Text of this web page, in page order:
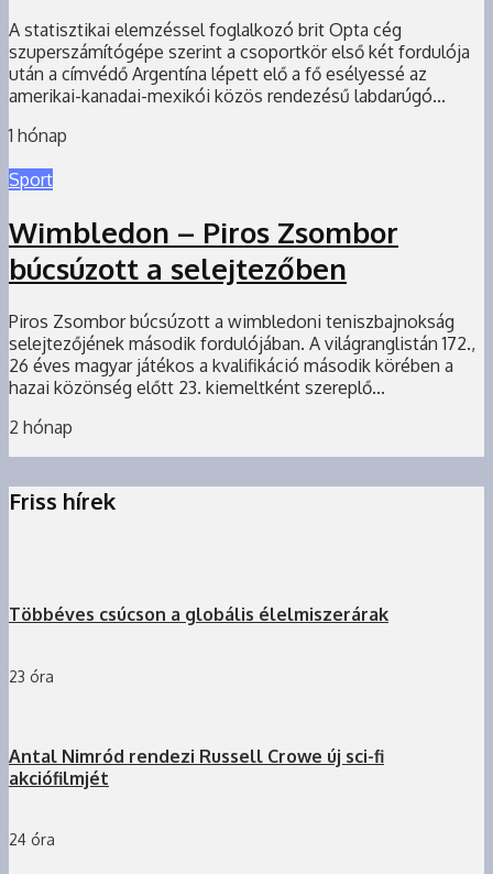
A statisztikai elemzéssel foglalkozó brit Opta cég
szuperszámítógépe szerint a csoportkör első két fordulója
után a címvédő Argentína lépett elő a fő esélyessé az
amerikai-kanadai-mexikói közös rendezésű labdarúgó...
1 hónap
Sport
Wimbledon – Piros Zsombor
búcsúzott a selejtezőben
Piros Zsombor búcsúzott a wimbledoni teniszbajnokság
selejtezőjének második fordulójában. A világranglistán 172.,
26 éves magyar játékos a kvalifikáció második körében a
hazai közönség előtt 23. kiemeltként szereplő...
2 hónap
Friss hírek
Többéves csúcson a globális élelmiszerárak
23 óra
Antal Nimród rendezi Russell Crowe új sci-fi
akciófilmjét
24 óra